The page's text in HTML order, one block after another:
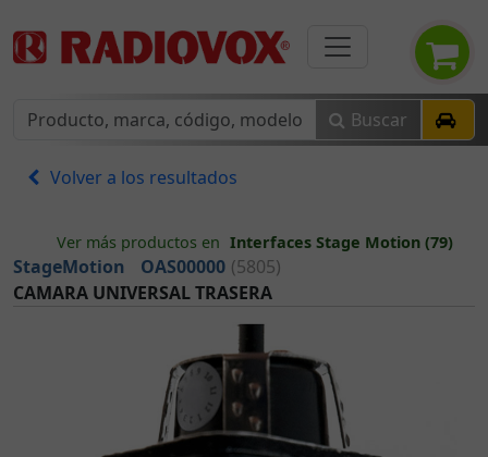
Buscar
Volver a los resultados
Ver más productos en Interfaces Stage Motion (79)
StageMotion OAS00000 (5805)
CAMARA UNIVERSAL TRASERA